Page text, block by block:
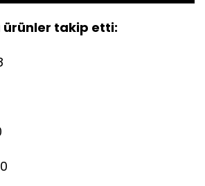
ürünler takip etti: